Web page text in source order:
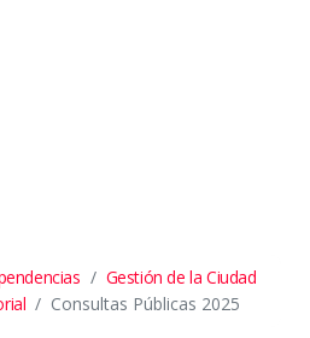
Gestión de la Ciudad
Consultas Públicas 2025